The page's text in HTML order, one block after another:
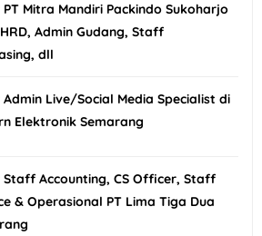
PT Mitra Mandiri Packindo Sukoharjo
Admin Gudang, Staff
dll
Admin Live/Social Media Specialist di
Elektronik Semarang
Staff Accounting, CS Officer, Staff
& Operasional PT Lima Tiga Dua